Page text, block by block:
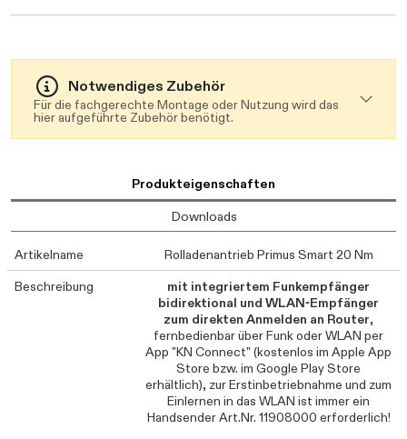
Notwendiges Zubehör
Für die fachgerechte Montage oder Nutzung wird das
hier aufgeführte Zubehör benötigt.
Produkteigenschaften
Downloads
Artikelname
Rolladenantrieb Primus Smart 20 Nm
Beschreibung
mit integriertem Funkempfänger
bidirektional und WLAN-Empfänger
zum direkten Anmelden an Router,
fernbedienbar über Funk oder WLAN per
App "KN Connect" (kostenlos im Apple App
Store bzw. im Google Play Store
erhältlich), zur Erstinbetriebnahme und zum
Einlernen in das WLAN ist immer ein
Handsender Art.Nr. 11908000 erforderlich!